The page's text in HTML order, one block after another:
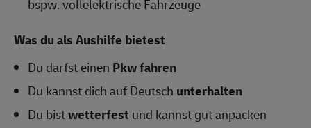
bspw. vollelektrische Fahrzeuge
Was du als Aushilfe bietest
Du darfst einen Pkw fahren
Du kannst dich auf Deutsch unterhalten
Du bistwetterfest und kannst gut anpacken